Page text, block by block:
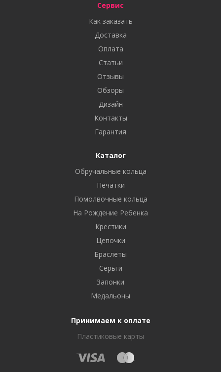
Сервис
Как заказать
Доставка
Оплата
Статьи
Отзывы
Обзоры
Дизайн
Контакты
Гарантия
Каталог
Обручальные кольца
Печатки
Помолвочные кольца
На Рождение Ребенка
Крестики
Цепочки
Браслеты
Серьги
Запонки
Медальоны
Принимаем к оплате
Пластиковые карты